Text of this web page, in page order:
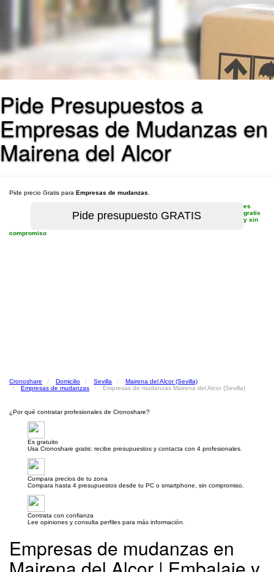
Pide Presupuestos a
Empresas de Mudanzas en
Mairena del Alcor
Pide precio Gratis para Empresas de mudanzas
es
gratis
y sin
compromiso
Cronoshare Domicilio Sevilla
Mairena del Alcor (Sevilla)
Empresas de mudanzas
Empresas de mudanzas Mairena del Alcor (Sevilla)
¿Por qué contratar profesionales de Cronoshare?
Es gratuito
Usa Cronoshare gratis: recibe presupuestos y contacta con 4 profesionales.
Compara precios de tu zona
Compara hasta 4 presupuestos desde tu PC o smartphone, sin compromiso.
Contrata con confianza
Lee opiniones y consulta perfiles para más información.
Empresas de mudanzas en